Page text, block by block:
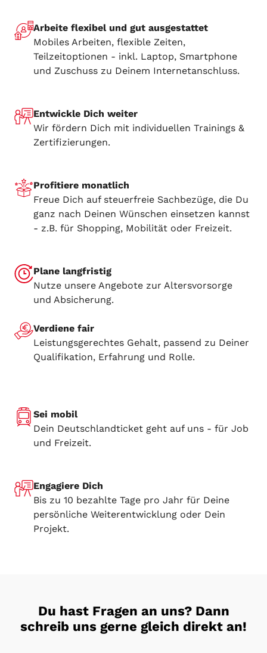
Arbeite flexibel und gut ausgestattet
Mobiles Arbeiten, flexible Zeiten,
Teilzeitoptionen - inkl. Laptop, Smartphone
und Zuschuss zu Deinem Internetanschluss.
Entwickle Dich weiter
Wir fördern Dich mit individuellen Trainings &
Zertifizierungen.
Profitiere monatlich
Freue Dich auf steuerfreie Sachbezüge, die Du
ganz nach Deinen Wünschen einsetzen kannst
- z.B. für Shopping, Mobilität oder Freizeit.
Plane langfristig
Nutze unsere Angebote zur Altersvorsorge
und Absicherung.
Verdiene fair
Leistungsgerechtes Gehalt, passend zu Deiner
Qualifikation, Erfahrung und Rolle.
Sei mobil
Dein Deutschlandticket geht auf uns - für Job
und Freizeit.
Engagiere Dich
Bis zu 10 bezahlte Tage pro Jahr für Deine
persönliche Weiterentwicklung oder Dein
Projekt.
Du hast Fragen an uns? Dann
schreib uns gerne gleich direkt an!